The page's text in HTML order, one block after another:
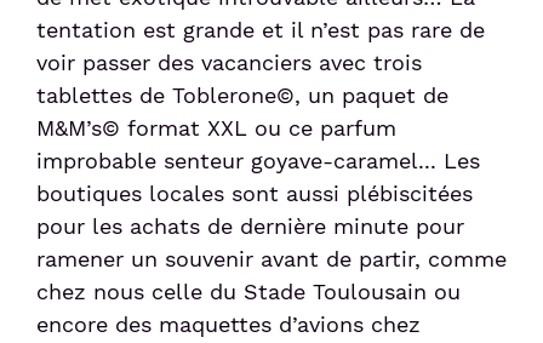
tentation est grande et il n’est pas rare de
voir passer des vacanciers avec trois
tablettes de Toblerone©, un paquet de
M&M’s© format XXL ou ce parfum
improbable senteur goyave-caramel... Les
boutiques locales sont aussi plébiscitées
pour les achats de dernière minute pour
ramener un souvenir avant de partir, comme
chez nous celle du Stade Toulousain ou
encore des maquettes d’avions chez